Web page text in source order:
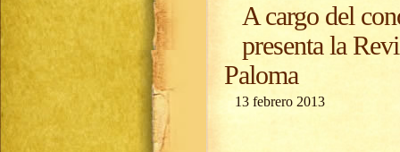
A cargo del
presenta la
Paloma
13 febrero 2013